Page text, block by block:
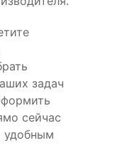
задач
сейчас
удобным